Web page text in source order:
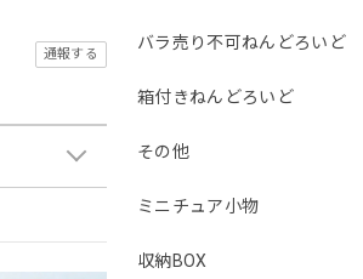
バラ売り不可ねんどろいど
箱付きねんどろいど
その他
ミニチュア小物
収納BOX
通報する